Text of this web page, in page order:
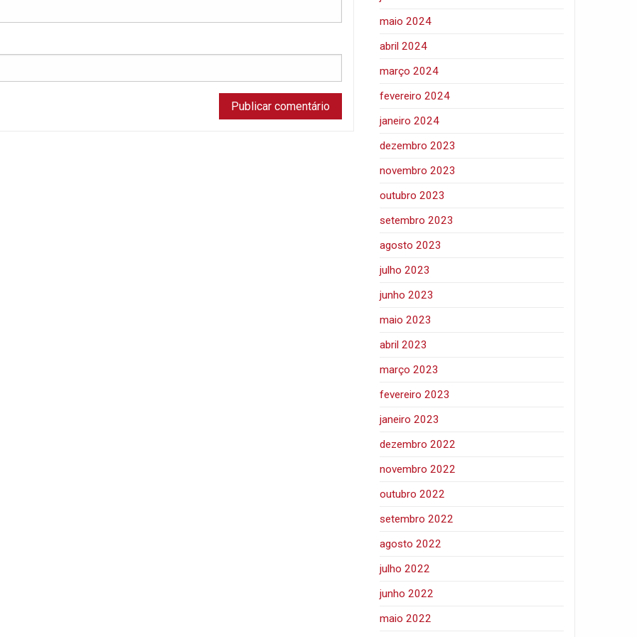
maio 2024
abril 2024
março 2024
fevereiro 2024
janeiro 2024
dezembro 2023
novembro 2023
outubro 2023
setembro 2023
agosto 2023
julho 2023
junho 2023
maio 2023
abril 2023
março 2023
fevereiro 2023
janeiro 2023
dezembro 2022
novembro 2022
outubro 2022
setembro 2022
agosto 2022
julho 2022
junho 2022
maio 2022